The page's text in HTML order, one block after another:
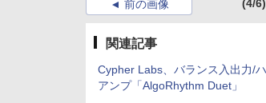
前の画像 (4/6)
関連記事
Cypher Labs、バランス入出力/
アンプ「AlgoRhythm Duet」